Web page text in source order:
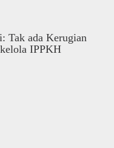
Tak ada Kerugian
IPPKH